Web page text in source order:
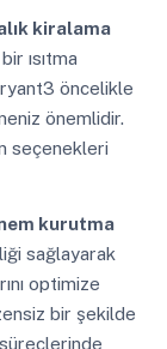
kiralama
ısıtma
öncelikle
önemlidir.
seçenekleri
kurutma
sağlayarak
optimize
bir şekilde